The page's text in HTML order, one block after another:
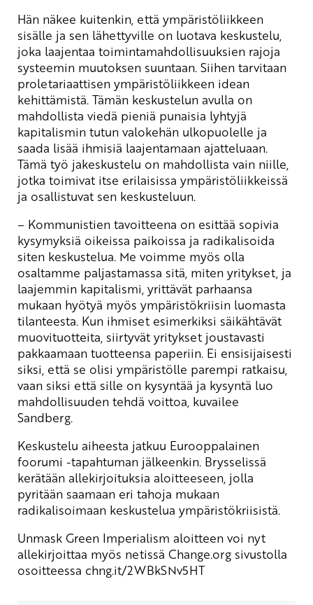
Hän näkee kuitenkin, että ympäristöliikkeen
sisälle ja sen lähettyville on luotava keskustelu,
joka laajentaa toimintamahdollisuuksien rajoja
systeemin muutoksen suuntaan. Siihen tarvitaan
proletariaattisen ympäristöliikkeen idean
kehittämistä. Tämän keskustelun avulla on
mahdollista viedä pieniä punaisia lyhtyjä
kapitalismin tutun valokehän ulkopuolelle ja
saada lisää ihmisiä laajentamaan ajatteluaan.
Tämä työ jakeskustelu on mahdollista vain niille,
jotka toimivat itse erilaisissa ympäristöliikkeissä
ja osallistuvat sen keskusteluun.
– Kommunistien tavoitteena on esittää sopivia
kysymyksiä oikeissa paikoissa ja radikalisoida
siten keskustelua. Me voimme myös olla
osaltamme paljastamassa sitä, miten yritykset, ja
laajemmin kapitalismi, yrittävät parhaansa
mukaan hyötyä myös ympäristökriisin luomasta
tilanteesta. Kun ihmiset esimerkiksi säikähtävät
muovituotteita, siirtyvät yritykset joustavasti
pakkaamaan tuotteensa paperiin. Ei ensisijaisesti
siksi, että se olisi ympäristölle parempi ratkaisu,
vaan siksi että sille on kysyntää ja kysyntä luo
mahdollisuuden tehdä voittoa, kuvailee
Sandberg.
Keskustelu aiheesta jatkuu Eurooppalainen
foorumi -tapahtuman jälkeenkin. Brysselissä
kerätään allekirjoituksia aloitteeseen, jolla
pyritään saamaan eri tahoja mukaan
radikalisoimaan keskustelua ympäristökriisistä.
Unmask Green Imperialism aloitteen voi nyt
allekirjoittaa myös netissä Change.org sivustolla
osoitteessa chng.it/2WBkSNv5HT